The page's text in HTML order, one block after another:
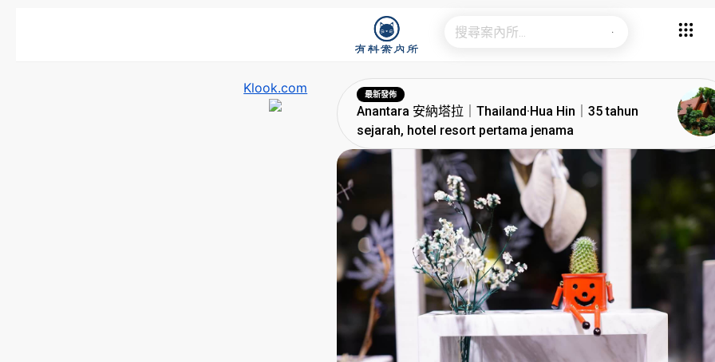
Klook.com 最新發佈
Anantara 安納塔拉｜Thailand·Hua Hin｜35 tahun
sejarah, hotel resort pertama jenama